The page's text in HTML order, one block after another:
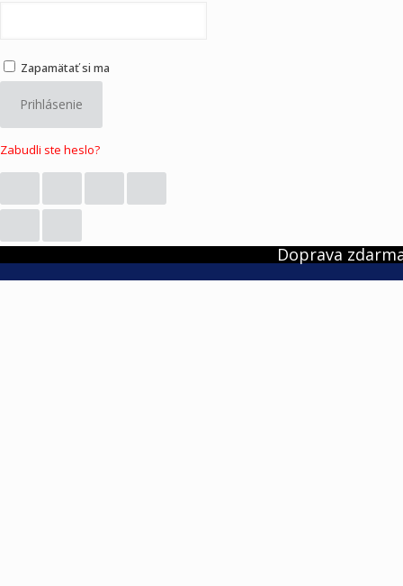
Zapamätať si ma
Prihlásenie
Zabudli ste heslo?
Doprava